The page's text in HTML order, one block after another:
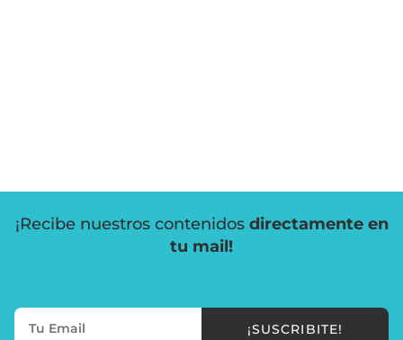
¡Recibe nuestros contenidos directamente en
tu mail!
¡SUSCRIBITE!